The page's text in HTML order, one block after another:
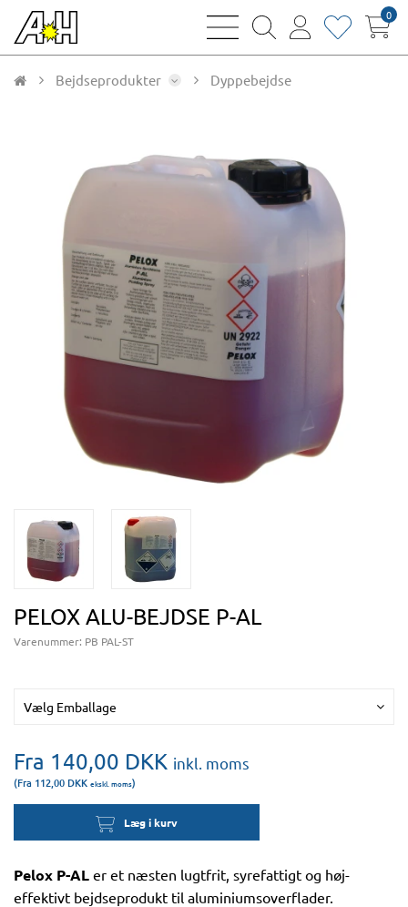
bars
magnifying
user
heart0
Bejdseprodukter Dyppebejdse
PELOX ALU-BEJDSE P-AL
Varenummer: PB PAL-ST
Vælg Emballage
Fra 140,00 DKK inkl. moms
(Fra 112,00 DKK ekskl. moms)
Læg i kurv
Pelox P-AL er et næsten lugtfrit, syrefattigt og høj-
effektivt bejdseprodukt til aluminiumsoverflader.